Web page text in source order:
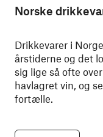
Norske
Drikkevarer i
årstiderne og det
sig lige så ofte
havlagret vin, og
fortælle.